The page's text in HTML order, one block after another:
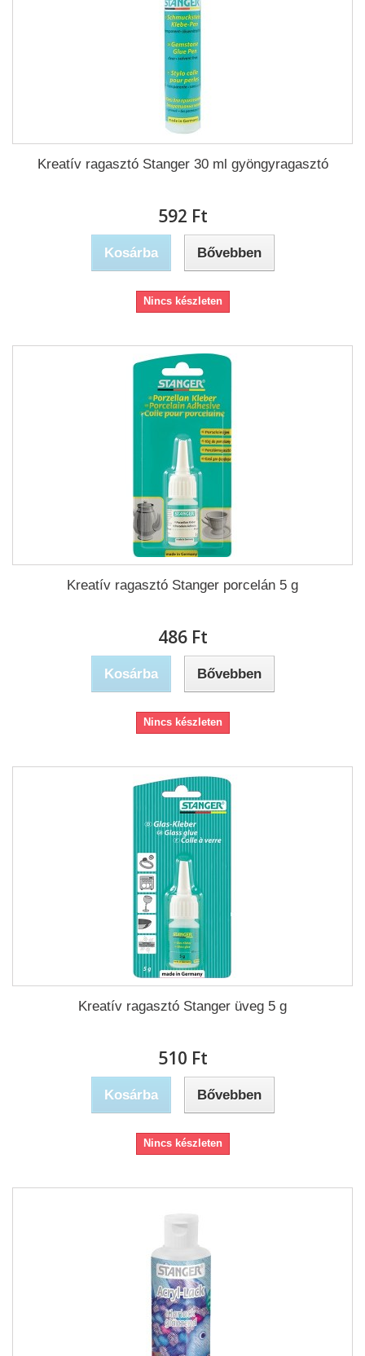
Kreatív ragasztó Stanger 30 ml gyöngyragasztó
592 Ft‎
Kosárba Bővebben
Nincs készleten
Kreatív ragasztó Stanger porcelán 5 g
486 Ft‎
Kosárba Bővebben
Nincs készleten
Kreatív ragasztó Stanger üveg 5 g
510 Ft‎
Kosárba Bővebben
Nincs készleten